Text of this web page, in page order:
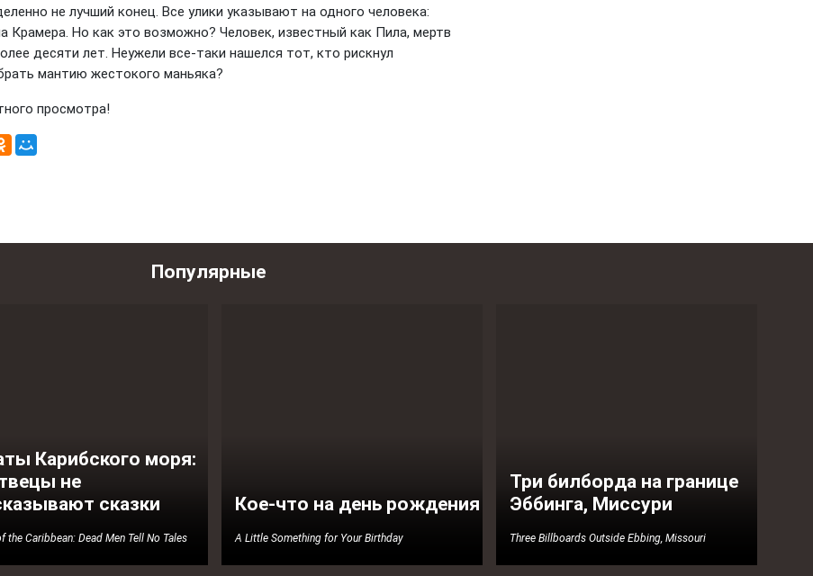
не лучший конец. Все улики указывают на одного человека:
Крамера. Но как это возможно? Человек, известный как Пила, мертв
десяти лет. Неужели все-таки нашелся тот, кто рискнул
мантию жестокого маньяка?
просмотра!
Популярные
Карибского моря:
не
сказки
the Caribbean: Dead Men Tell No Tales
Кое-что на день рождения
A Little Something for Your Birthday
Три билборда на границе
Эббинга, Миссури
Three Billboards Outside Ebbing, Missouri